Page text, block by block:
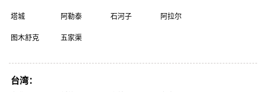
塔城 阿勒泰 石河子 阿拉尔
图木舒克 五家渠
台湾：